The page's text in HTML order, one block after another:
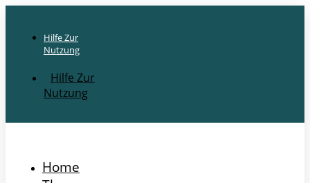
Hilfe Zur
Nutzung
Hilfe Zur
Nutzung
Home